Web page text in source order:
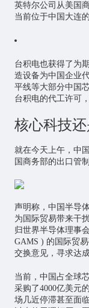
英特尔公司从美国
当前位于中国大连
台积电也获得了为
造设备为中国企业
平线等大部分中国
台积电的代工许可
核心科技
就在今天上午，中
国商务部的出口管
声明称，中国半导
为国际贸易带来干
归世界半导体理事
GAMS ) 的国际贸
交换意见，寻求达成
当前，中国占全球
采购了4000亿美元
场几近停滞甚至面